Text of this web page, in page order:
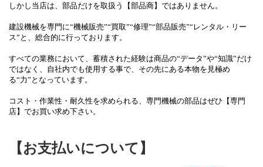
しかし当店は、部品だけを取扱う【部品商】ではありません。
建設機械を専門に“機械販売”“買取”“修理”“部品販売”“レンタル・リー
ス” と、総合的に行っております。
すべての業務において、蓄積された経験は商品の“データ”や“知識”だけ
ではなく、自社内でも使用する事で、その先にある本物を見極め
る“力”となっています。
コスト・作業性・耐久性を求められる、専門機械の部品はぜひ【専門
店】でお買い求め下さい。
【お支払いについて】